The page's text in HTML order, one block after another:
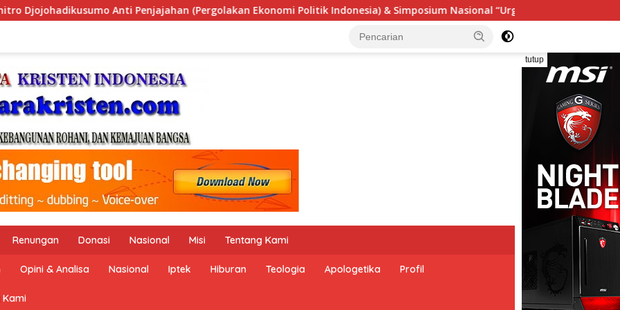
Ekonomi Politik Indonesia) & Simposium Nasional “Urgensi Undang-Undang Perekonomian Nasional dan Kesejahteraan
tutup
Renungan Donasi Nasional Misi Tentang Kami
Opini & Analisa Nasional Iptek Hiburan Teologia Apologetika Profil
Kami